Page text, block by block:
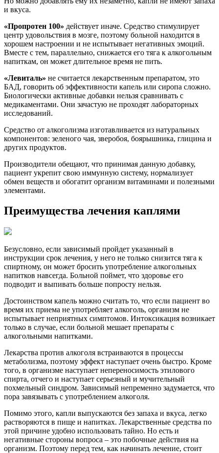
и вкуса.
«Пропротен 100» действует иначе. Средство стимулирует
центр удовольствия в мозге, поэтому больной находится в
хорошем настроении и не испытывает негативных эмоций.
Вместе с тем, параллельно, снижается его тяга к алкогольным
напиткам, он может длительное время не пить.
«Левиталь» не считается лекарственным препаратом, это
БАД, говорить об эффективности капель или сиропа сложно.
Биологически активные добавки нельзя сравнивать с
медикаментами. Они зачастую не проходят лабораторных
исследований.
Средство от алкоголизма изготавливается из натуральных
компонентов: зеленого чая, зверобоя, боярышника, глицина и
других продуктов.
Производители обещают, что принимая данную добавку,
пациент укрепит свою иммунную систему, нормализует
обмен веществ и обогатит организм витаминами и полезными
элементами.
Преимущества лечения каплями
Безусловно, если зависимый пройдет указанный в
инструкции срок лечения, у него не только снизится тяга к
спиртному, он может бросить употребление алкогольных
напитков навсегда. Больной поймет, что здоровье его
подводит и выпивать больше попросту нельзя.
Достоинством капель можно считать то, что если пациент во
время их приема не употребляет алкоголь, организм не
испытывает неприятных симптомов. Интоксикация возникает
только в случае, если больной мешает препараты с
алкогольными напитками.
Лекарства против алкоголя встраиваются в процессы
метаболизма, поэтому эффект наступает очень быстро. Кроме
того, в организме наступает непереносимость этилового
спирта, отчего и наступает серьезный и мучительный
похмельный синдром. Зависимый непременно задумается, что
пора завязывать с употреблением алкоголя.
Помимо этого, капли выпускаются без запаха и вкуса, легко
растворяются в пище и напитках. Лекарственные средства по
этой причине удобно использовать тайно. Но есть и
негативные стороны вопроса – это побочные действия на
организм. Поэтому перед тем, как начинать лечение, стоит